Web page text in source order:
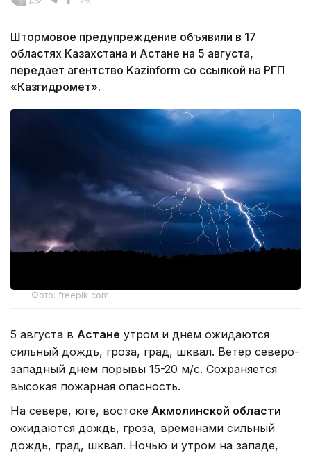
Штормовое предупреждение объявили в 17
областях Казахстана и Астане на 5 августа,
передает агентство Kazinform со ссылкой на РГП
«Казгидромет».
Фото: freepik.com
5 августа в Астане утром и днем ожидаются
сильный дождь, гроза, град, шквал. Ветер северо-
западный днем порывы 15-20 м/с. Сохраняется
высокая пожарная опасность.
На севере, юге, востоке Акмолинской области
ожидаются дождь, гроза, временами сильный
дождь, град, шквал. Ночью и утром на западе,